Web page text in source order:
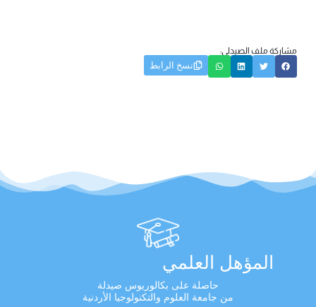
مشاركة ملف الصيدلي:
نسخ الرابط
المؤهل العلمي
حاصلة على بكالوريوس صيدلة
من جامعة العلوم والتكنولوجيا الأردنية